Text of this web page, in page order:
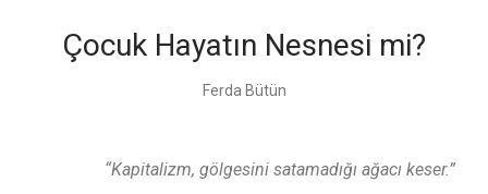
Çocuk Hayatın Nesnesi mi?
Ferda Bütün
“Kapitalizm, gölgesini satamadığı ağacı keser.”